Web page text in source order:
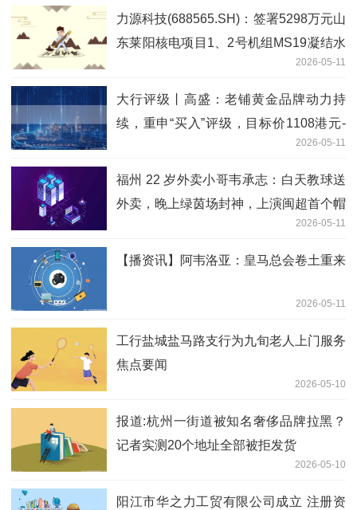
力源科技(688565.SH)：签署5298万元山
东莱阳核电项目1、2号机组MS19凝结水
精处理设备采购合同供货合同|实时焦点
2026-05-11
大行评级丨高盛：老铺黄金品牌动力持
续，重申“买入”评级，目标价1108港元-
2026-05-11
福州 22 岁外卖小哥韦承志：白天教球送
外卖，晚上绿茵场封神，上演闽超首个帽
2026-05-11
【播资讯】阿韦洛亚：皇马总会卷土重来
2026-05-11
工行盐城盐马路支行为九旬老人上门服务
焦点要闻
2026-05-10
报道:杭州一街道被知名奢侈品牌拉黑？
记者实测20个地址全部被拒发货
2026-05-10
阳江市华之力工贸有限公司成立 注册资